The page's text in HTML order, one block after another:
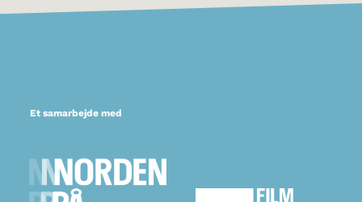
Et samarbejde med